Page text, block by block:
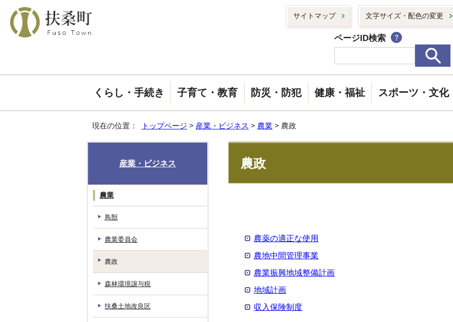
サイトマップ 文字サイズ・配色の変更
ページID検索
くらし・手続き 子育て・教育 防災・防犯 健康・福祉 スポーツ・文化
現在の位置： トップページ > 産業・ビジネス > 農業 > 農政
農政
農薬の適正な使用
農地中間管理事業
農業振興地域整備計画
地域計画
収入保険制度
産業・ビジネス
農業
鳥獣
農業委員会
農政
森林環境譲与税
扶桑土地改良区